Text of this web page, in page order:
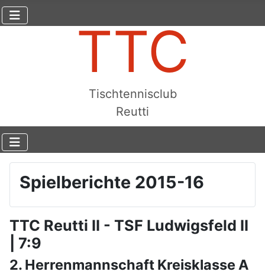
TTC
Tischtennisclub
Reutti
Spielberichte 2015-16
TTC Reutti II - TSF Ludwigsfeld II
| 7:9
2. Herrenmannschaft Kreisklasse A